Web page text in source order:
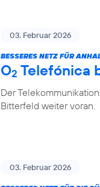
03. Februar 2026
BESSERES NETZ FÜR
O2 Telefónica
Der
Bitterfeld weiter voran.
03. Februar 2026